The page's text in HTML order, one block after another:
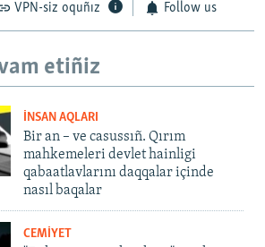
VPN-siz oquñız Follow us
etiñiz
İNSAN AQLARI
Bir an – ve casussıñ. Qırım
mahkemeleri devlet hainligi
qabaatlavlarını daqqalar içinde
nasıl baqalar
CEMİYET